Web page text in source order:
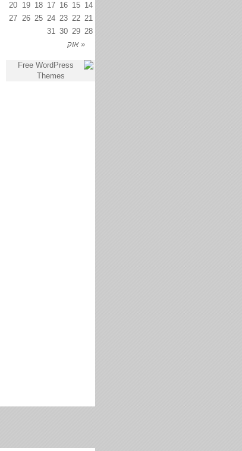
« אוק
14
15
16
17
18
19
20
21
22
23
24
25
26
27
28
29
30
31